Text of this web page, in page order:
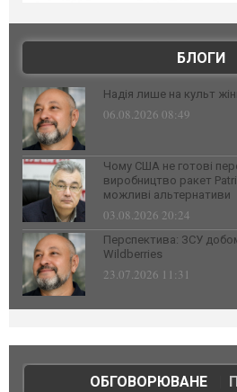
БЛОГИ
Надія лише на культ
06.08.2026 08:49
Чому США не готові
виробництво ракет
можливі альтернативи
03.08.2026 20:24
Перспектива: ЗСУ
Wildberries
23.07.2026 11:31
ОБГОВОРЮВАНЕ|